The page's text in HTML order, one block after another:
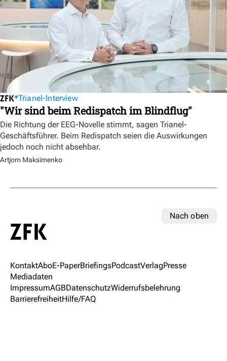
Trianel-Interview
"Wir sind beim Redispatch im Blindflug"
Die Richtung der EEG-Novelle stimmt, sagen Trianel-
Geschäftsführer. Beim Redispatch seien die Auswirkungen
jedoch noch nicht absehbar.
Artjom Maksimenko
Nach oben
KontaktAboE-PaperBriefingsPodcastVerlagPresse
Mediadaten
ImpressumAGBDatenschutzWiderrufsbelehrung
BarrierefreiheitHilfe/FAQ